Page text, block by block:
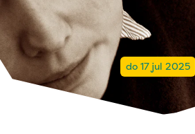
do 17 jul 2025